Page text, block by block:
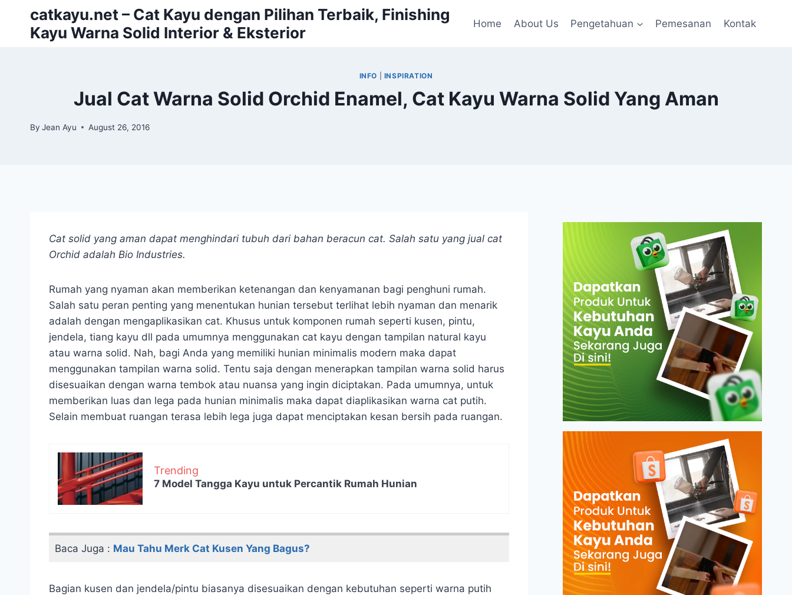
content
catkayu.net – Cat Kayu dengan Pilihan Terbaik, Finishing
Kayu Warna Solid Interior & Eksterior
Home About Us Pengetahuan Pemesanan Kontak
INFO INSPIRATION
Jual Cat Warna Solid Orchid Enamel, Cat Kayu Warna Solid Yang Aman
By Jean Ayu August 26, 2016
Cat solid yang aman dapat menghindari tubuh dari bahan beracun cat. Salah satu yang jual cat
Orchid adalah Bio Industries.
Rumah yang nyaman akan memberikan ketenangan dan kenyamanan bagi penghuni rumah.
Salah satu peran penting yang menentukan hunian tersebut terlihat lebih nyaman dan menarik
adalah dengan mengaplikasikan cat. Khusus untuk komponen rumah seperti kusen, pintu,
jendela, tiang kayu dll pada umumnya menggunakan cat kayu dengan tampilan natural kayu
atau warna solid. Nah, bagi Anda yang memiliki hunian minimalis modern maka dapat
menggunakan tampilan warna solid. Tentu saja dengan menerapkan tampilan warna solid harus
disesuaikan dengan warna tembok atau nuansa yang ingin diciptakan. Pada umumnya, untuk
memberikan luas dan lega pada hunian minimalis maka dapat diaplikasikan warna cat putih.
Selain membuat ruangan terasa lebih lega juga dapat menciptakan kesan bersih pada ruangan.
Trending
7 Model Tangga Kayu untuk Percantik Rumah Hunian
Baca Juga : Mau Tahu Merk Cat Kusen Yang Bagus?
Bagian kusen dan jendela/pintu biasanya disesuaikan dengan kebutuhan seperti warna putih